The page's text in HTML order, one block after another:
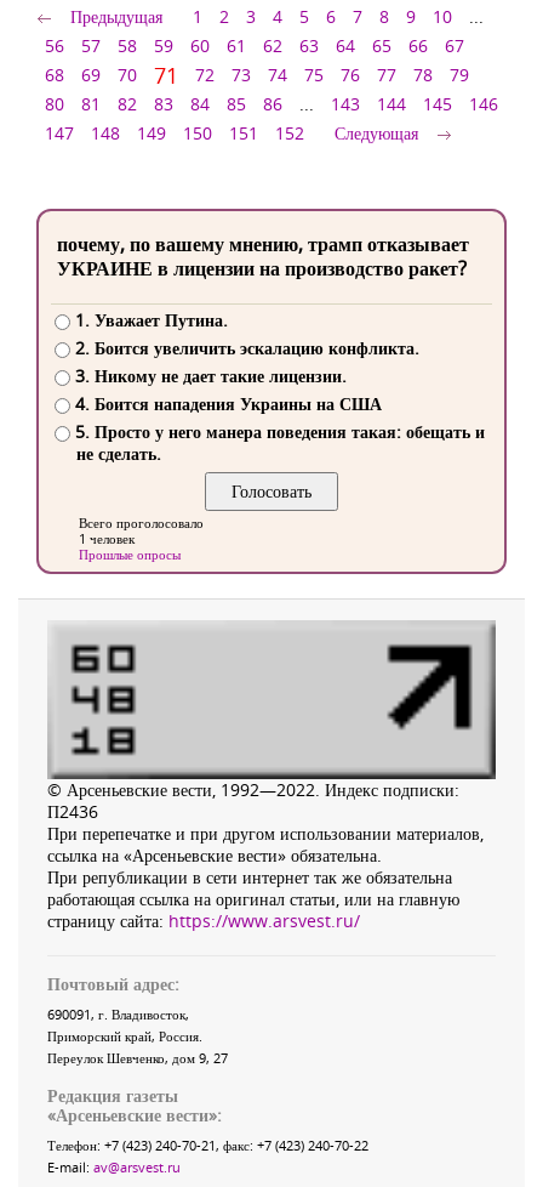
Предыдущая 1 2 3 4 5 6 7 8 9 10
...
56
57 58 59 60 61 62 63 64 65 66
67
68
69 70 71 72 73 74 75 76 77 78
79
80
81 82 83 84 85 86 ... 143 144 145
146
147
148 149 150 151 152 Следующая
почему, по вашему мнению, трамп отказывает
УКРАИНЕ в лицензии на производство ракет?
1. Уважает Путина.
2. Боится увеличить эскалацию конфликта.
3. Никому не дает такие лицензии.
4. Боится нападения Украины на США
5. Просто у него манера поведения такая: обещать и
не сделать.
Всего проголосовало
1 человек
Прошлые опросы
© Арсеньевские вести, 1992—2022. Индекс подписки:
П2436
При перепечатке и при другом использовании материалов,
ссылка на «Арсеньевские вести» обязательна.
При републикации в сети интернет так же обязательна
работающая ссылка на оригинал статьи, или на главную
страницу сайта: https://www.arsvest.ru/
Почтовый адрес:
690091, г. Владивосток,
Приморский край, Россия
Переулок Шевченко, дом 9, 27
Редакция газеты
«Арсеньевские вести»:
Телефон: +7 (423) 240-70-21, факс: +7 (423) 240-70-22
E-mail: av@arsvest.ru